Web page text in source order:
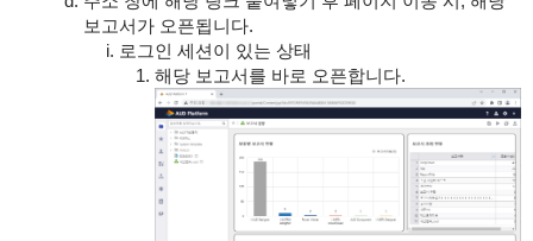
보고서가 오픈됩니다.
로그인 세션이 있는 상태
해당 보고서를 바로 오픈합니다.